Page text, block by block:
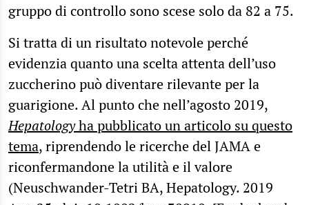
gruppo di controllo sono scese solo da 82 a 75.
Si tratta di un risultato notevole perché
evidenzia quanto una scelta attenta dell’uso
zuccherino può diventare rilevante per la
guarigione. Al punto che nell’agosto 2019,
Hepatologyha pubblicato un articolo su questo
tema, riprendendo le ricerche del JAMA e
riconfermandone la utilità e il valore
(Neuschwander-Tetri BA, Hepatology. 2019